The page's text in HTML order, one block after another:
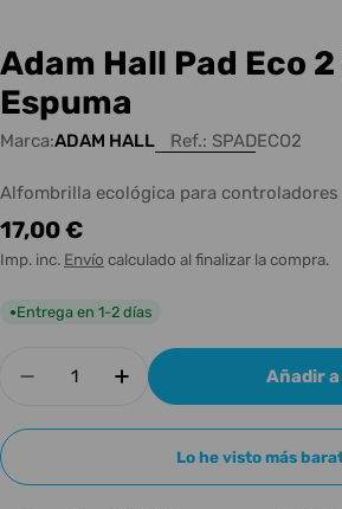
Adam Hall Pad Eco
Espuma
Marca:ADAM HALL Ref.: SPADECO2
Alfombrilla ecológica para controladores
Precio
habitual
17,00 €
Imp. inc. Envío calculado al finalizar la compra.
●Entrega en 1-2 días
Disminuir cantidad para
Aumentar cantidad
Añadir
Lo he visto más